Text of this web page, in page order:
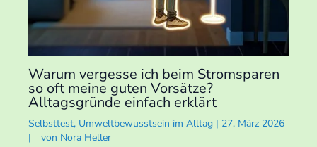
Warum vergesse ich beim Stromsparen
so oft meine guten Vorsätze?
Alltagsgründe einfach erklärt
Selbsttest, Umweltbewusstsein im Alltag | 27. März 2026
|
von Nora Heller